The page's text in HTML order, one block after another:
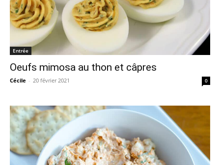
Entrée
Oeufs mimosa au thon et câpres
Cécile - 20 février 2021 0